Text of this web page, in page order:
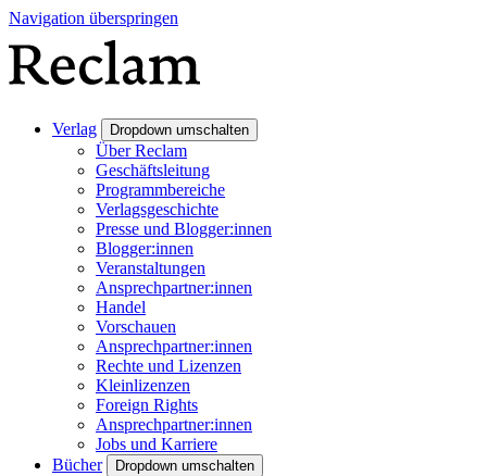
Navigation überspringen
Verlag Dropdown umschalten
Über Reclam
Geschäftsleitung
Programmbereiche
Verlagsgeschichte
Presse und Blogger:innen
Blogger:innen
Veranstaltungen
Ansprechpartner:innen
Handel
Vorschauen
Ansprechpartner:innen
Rechte und Lizenzen
Kleinlizenzen
Foreign Rights
Ansprechpartner:innen
Jobs und Karriere
Bücher
Dropdown umschalten